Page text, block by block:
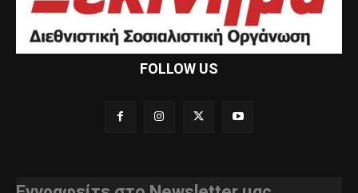
FOLLOW US